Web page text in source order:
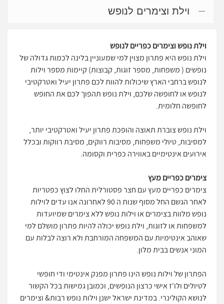
וילת וצימרים לנופש
וילת נופש וצימרים כפריים לנופש
וילת נופש היא פתרון מצוין למי שמעוניין בלינה לכמות גדולה של
נופשים ( משפחות, מספר זוגות, קבוצות) קיימות מספר וילות
לנופש ברחבי הארץ שיכולות להוות לכם פתרון יעיל ואטרקטיבי
לנופש או לחופשה שלכם, וילת נופש תהפוך לכם את החופש
לחופשה חלומית.
וילת נופש צוברת תאוצה והופכת פתרון יעיל ואטרקטיבי יותר,
למסיבות, טיולי משפחות, מסיבות רווקים, מסיבת רווקות ובכלל
אירועים אינטימיים באווירה כפרית וקסומה.
צימרים כפריים מעץ
צימרים כפריים מעץ עם חצר פסטורלית החלו לצוץ כפטריות
לאחר הגשם החל מסוף שנות ה 90 לאחרונה אנו עדים לוילות
נופש מלוות בצימרים או וילות נופש ללא צימרים שמיועדות
למשפחות או לזוגות, וילת נופש יכולה להיות פתרון מושלם למי
שאוהב אינטימיות עם המשפחה המורחבת ולא רוצה לבלות עם
המוני אנשים בבית מלון.
הפתרון של וילות נופש הינו פתרון מפנק אינטימי ודי חופשי
לטיולים ולו'ז אישי כרצון הנופשים, וכמובן גמישות בכל הקשור
לנושא הקולינרי. במדינת ישראל ישנן וילות נופש רבות& וצימרים